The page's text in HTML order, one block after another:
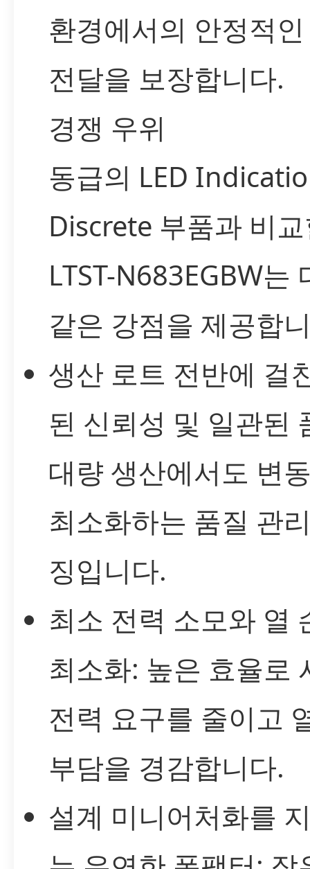
환경에서의 안정적
전달을 보장합니다.
경쟁 우위
동급의 LED
Discrete 부품과 비
LTST-N683EGBW는
같은 강점을 제공합
생산 로트 전반에 걸
된 신뢰성 및 일관된
대량 생산에서도 변
최소화하는 품질 관
징입니다.
최소 전력 소모와 열
최소화: 높은 효율로
전력 요구를 줄이고
부담을 경감합니다.
설계 미니어처화를